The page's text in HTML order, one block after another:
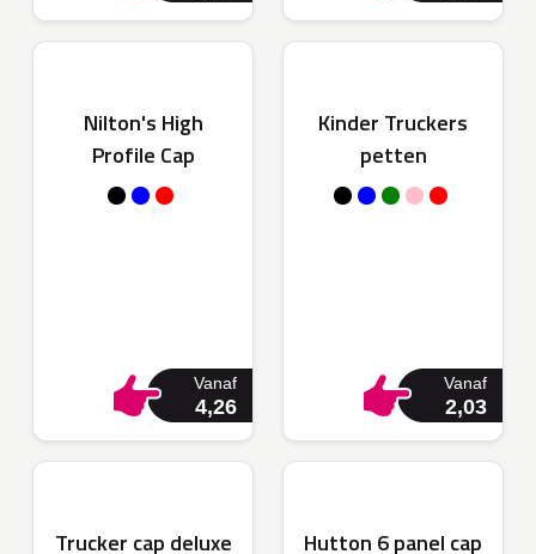
Nilton's High
Profile Cap
Vanaf
4,26
Kinder Truckers
petten
Vanaf
2,03
Trucker cap deluxe
Hutton 6 panel cap